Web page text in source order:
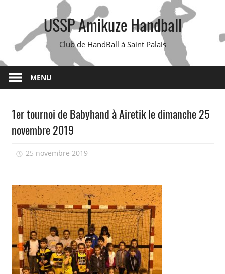
USSP Amikuze Handball
Club de HandBall à Saint Palais
MENU
1er tournoi de Babyhand à Airetik le dimanche 25
novembre 2019
25 novembre 2019